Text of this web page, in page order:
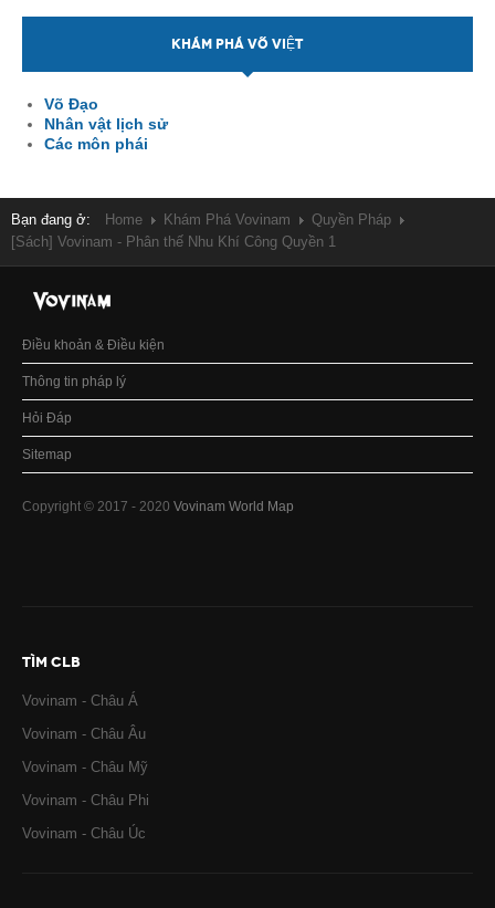
KHÁM PHÁ VÕ VIỆT
Võ Đạo
Nhân vật lịch sử
Các môn phái
Bạn đang ở: Home Khám Phá Vovinam
Quyền Pháp
[Sách] Vovinam - Phân thế Nhu Khí Công Quyền 1
Điều khoản & Điều kiện
Thông tin pháp lý
Hỏi Đáp
Sitemap
Copyright © 2017 - 2020 Vovinam World Map
TÌM CLB
Vovinam - Châu Á
Vovinam - Châu Âu
Vovinam - Châu Mỹ
Vovinam - Châu Phi
Vovinam - Châu Úc